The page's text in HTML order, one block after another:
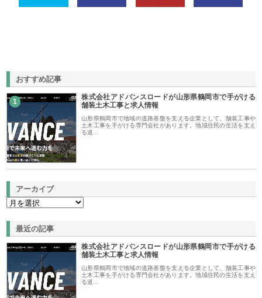
おすすめ記事
1
株式会社アドバンスロードが山形県鶴岡市で手がける
舗装土木工事と求人情報
山形県鶴岡市で地域の道路基盤を支える企業として、舗装工事や
土木工事を手がける専門会社があります。地域住民の生活を支え
る道…
アーカイブ
最近の記事
株式会社アドバンスロードが山形県鶴岡市で手がける
舗装土木工事と求人情報
山形県鶴岡市で地域の道路基盤を支える企業として、舗装工事や
土木工事を手がける専門会社があります。地域住民の生活を支え
る道…